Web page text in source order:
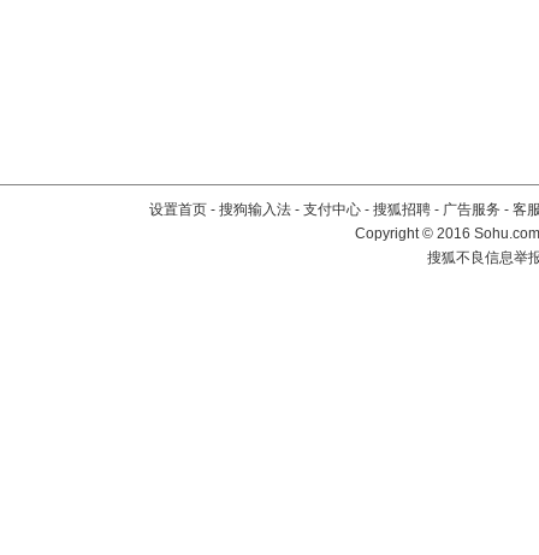
设置首页 - 搜狗输入法 - 支付中心 - 搜狐招聘 - 广告服务 - 客
Copyright©2016
搜狐不良信息举